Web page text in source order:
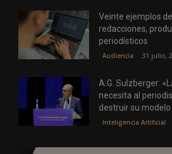
Veinte ejemplos
redacciones,
periodísticos
Audiencia 31 julio,
A.G. Sulzberger:
necesita al
destruir su
Inteligencia Artificial